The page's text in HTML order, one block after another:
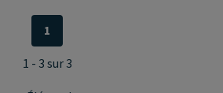
1
1 - 3 sur 3